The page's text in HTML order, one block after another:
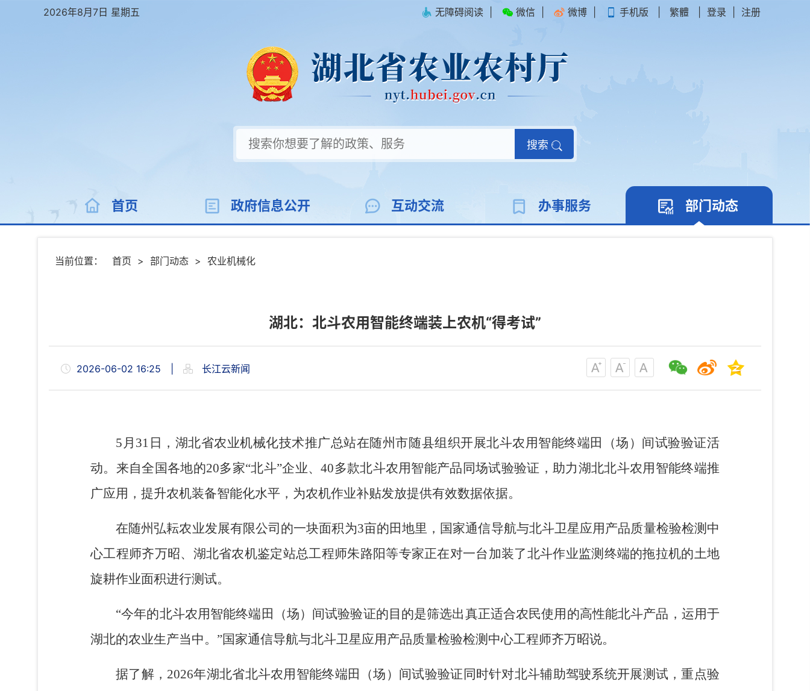
2026年8月7日 星期五 无障碍阅读 微信 微博 手机版 繁體 登录 注册
搜索
首页 政府信息公开 互动交流 办事服务 部门动态
当前位置： 首页 > 部门动态 > 农业机械化
湖北：北斗农用智能终端装上农机“得考试”
2026-06-02 16:25 长江云新闻
5月31日，湖北省农业机械化技术推广总站在随州市随县组织开展北斗农用智能终端田（场）间试验验证活
动。来自全国各地的20多家“北斗”企业、40多款北斗农用智能产品同场试验验证，助力湖北北斗农用智能终端推
广应用，提升农机装备智能化水平，为农机作业补贴发放提供有效数据依据。
在随州弘耘农业发展有限公司的一块面积为3亩的田地里，国家通信导航与北斗卫星应用产品质量检验检测中
心工程师齐万昭、湖北省农机鉴定站总工程师朱路阳等专家正在对一台加装了北斗作业监测终端的拖拉机的土地
旋耕作业面积进行测试。
“今年的北斗农用智能终端田（场）间试验验证的目的是筛选出真正适合农民使用的高性能北斗产品，运用于
湖北的农业生产当中。”国家通信导航与北斗卫星应用产品质量检验检测中心工程师齐万昭说。
据了解，2026年湖北省北斗农用智能终端田（场）间试验验证同时针对北斗辅助驾驶系统开展测试，重点验